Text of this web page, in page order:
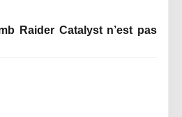
Raider Catalyst n’est pas